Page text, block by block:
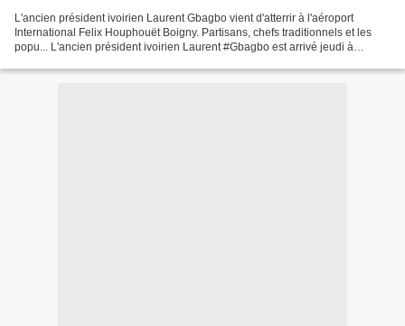
L'ancien président ivoirien Laurent Gbagbo vient d'atterrir à l'aéroport
International Felix Houphouët Boigny. Partisans, chefs traditionnels et les
popu... L'ancien président ivoirien Laurent #Gbagbo est arrivé jeudi à